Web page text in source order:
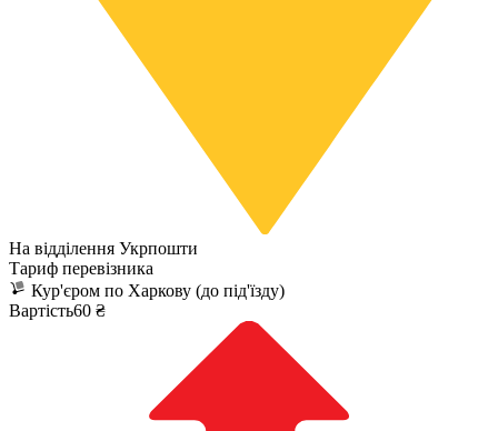
На відділення Укрпошти
Тариф перевізника
Кур'єром по Харкову (до під'їзду)
Вартість60 ₴